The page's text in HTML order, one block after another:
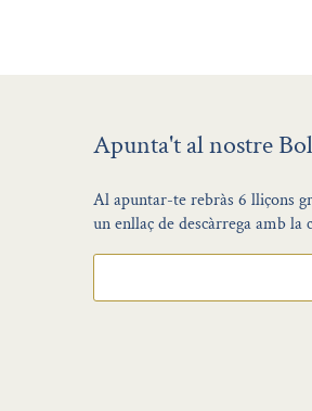
Apunta't al nostre
Al apuntar-te rebràs 6 lliçons
un enllaç de descàrrega amb